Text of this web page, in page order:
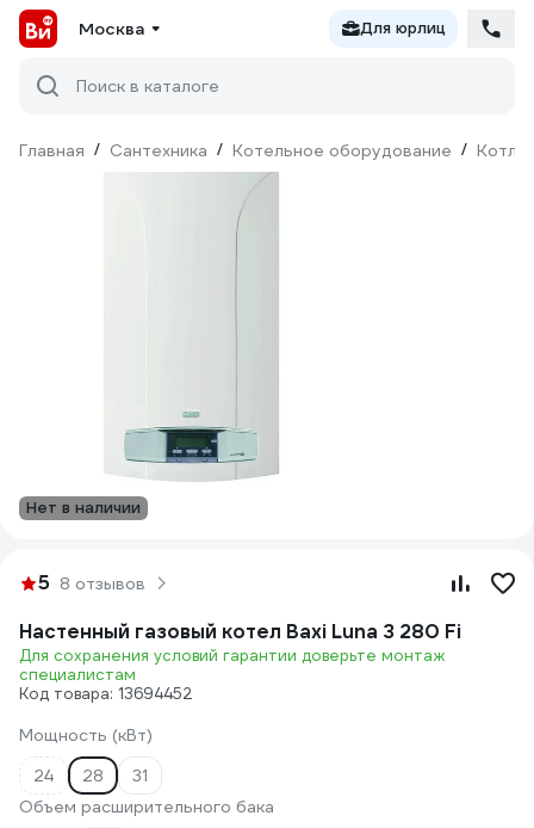
Москва Для юрлиц
Поиск в каталоге
Главная / Сантехника / Котельное оборудование / Котлы
Нет в наличии
5 8 отзывов
Настенный газовый котел Baxi Luna 3 280 Fi
Для сохранения условий гарантии доверьте монтаж
специалистам
Код товара: 13694452
Мощность (кВт)
24
28
31
Объем расширительного бака